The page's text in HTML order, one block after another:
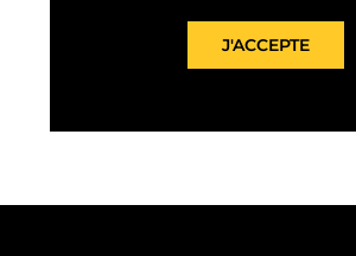
J'ACCEPTE